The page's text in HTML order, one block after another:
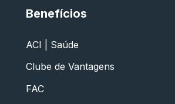
Benefícios
ACI | Saúde
Clube de Vantagens
FAC